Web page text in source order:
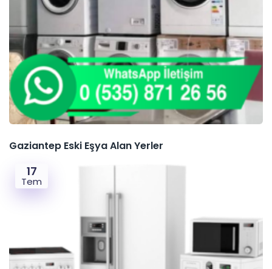
Gaziantep Eski Eşya Alan Yerler
17
Tem